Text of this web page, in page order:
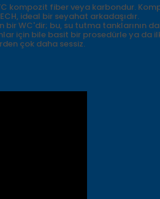
kompozit fiber veya karbondur.
ideal bir seyahat arkadaşıdır.
WC'dir; bu, su tutma tanklarının
için bile basit bir prosedürle ya
çok daha sessiz.